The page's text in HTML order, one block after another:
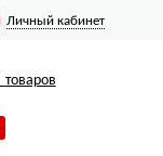
Личный кабинет
товаров